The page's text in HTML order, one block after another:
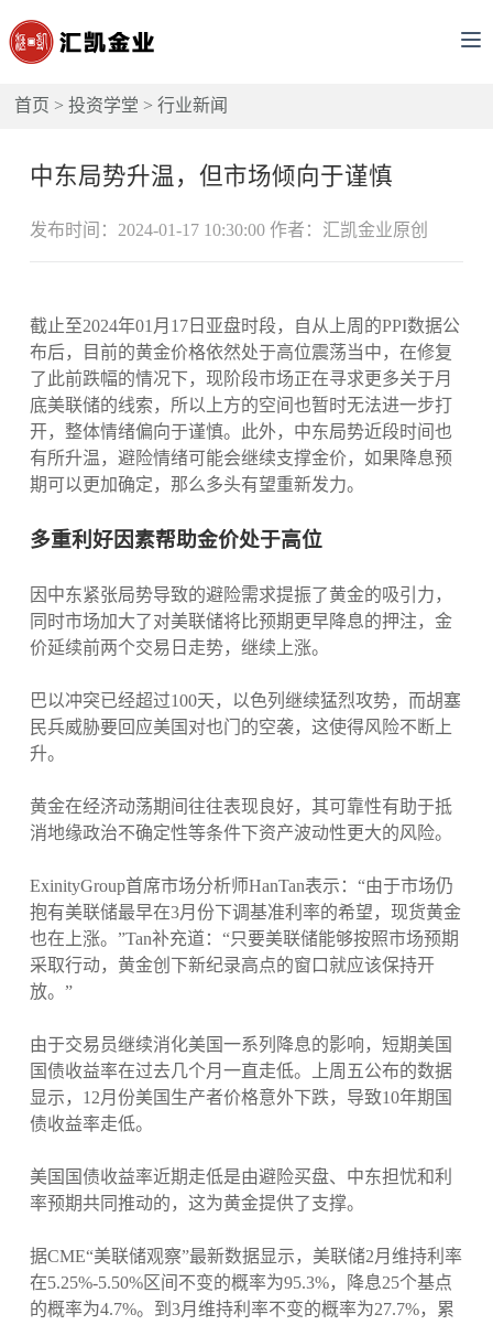
首页 >投资学堂 >行业新闻
中东局势升温，但市场倾向于谨慎
发布时间：2024-01-17 10:30:00 作者：汇凯金业原创
截止至2024年01月17日亚盘时段，自从上周的PPI数据公
布后，目前的黄金价格依然处于高位震荡当中，在修复
了此前跌幅的情况下，现阶段市场正在寻求更多关于月
底美联储的线索，所以上方的空间也暂时无法进一步打
开，整体情绪偏向于谨慎。此外，中东局势近段时间也
有所升温，避险情绪可能会继续支撑金价，如果降息预
期可以更加确定，那么多头有望重新发力。
多重利好因素帮助金价处于高位
因中东紧张局势导致的避险需求提振了黄金的吸引力，
同时市场加大了对美联储将比预期更早降息的押注，金
价延续前两个交易日走势，继续上涨。
巴以冲突已经超过100天，以色列继续猛烈攻势，而胡塞
民兵威胁要回应美国对也门的空袭，这使得风险不断上
升。
黄金在经济动荡期间往往表现良好，其可靠性有助于抵
消地缘政治不确定性等条件下资产波动性更大的风险。
ExinityGroup首席市场分析师HanTan表示：“由于市场仍
抱有美联储最早在3月份下调基准利率的希望，现货黄金
也在上涨。”Tan补充道：“只要美联储能够按照市场预期
采取行动，黄金创下新纪录高点的窗口就应该保持开
放。”
由于交易员继续消化美国一系列降息的影响，短期美国
国债收益率在过去几个月一直走低。上周五公布的数据
显示，12月份美国生产者价格意外下跌，导致10年期国
债收益率走低。
美国国债收益率近期走低是由避险买盘、中东担忧和利
率预期共同推动的，这为黄金提供了支撑。
据CME“美联储观察”最新数据显示，美联储2月维持利率
在5.25%-5.50%区间不变的概率为95.3%，降息25个基点
的概率为4.7%。到3月维持利率不变的概率为27.7%，累